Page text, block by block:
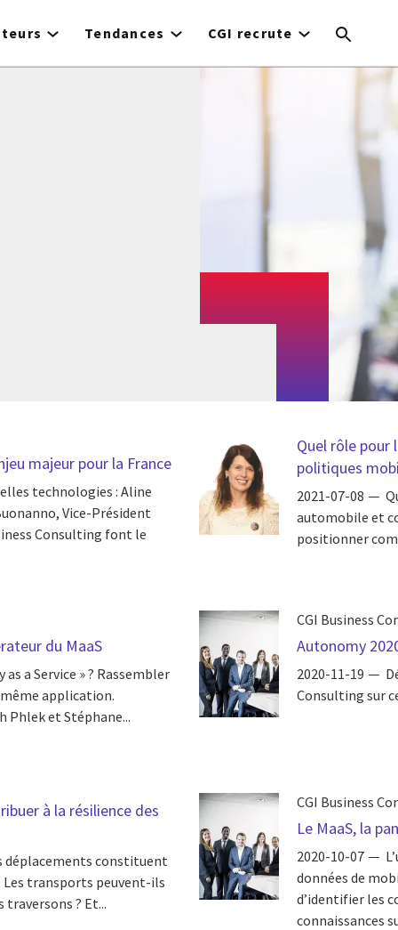
Tendances CGI recrute
majeur pour la France
technologies : Aline
Vice-Président
Consulting font le
Quel rôle pour
politiques
2021-07-08
automobile et
positionner
du MaaS
a Service » ? Rassembler
application.
Phlek et Stéphane...
CGI Business
Autonomy
2020-11-19
Consulting sur
à la résilience des
déplacements constituent
transports peuvent-ils
traversons ? Et...
CGI Business
Le MaaS, la
2020-10-07
données de
d’identifier les
connaissances